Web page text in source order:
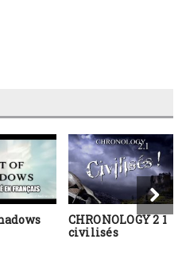
CHRONOLOGY 2 1
civilisés